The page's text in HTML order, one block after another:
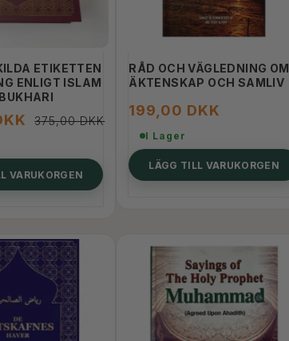
ETIKETTEN
ENLIGT ISLAM
375,00 DKK
VARUKORGEN
RÅD OCH VÄGLEDNING OM
ÄKTENSKAP OCH SAMLIV
199,00 DKK
I Lager
LÄGG TILL VARUKORGEN